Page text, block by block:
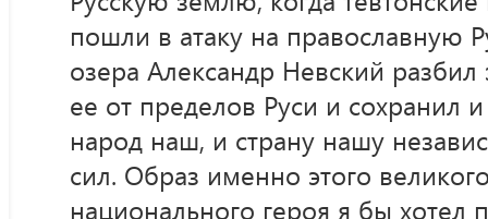
пошли в атаку на православную
озера Александр Невский разбил
ее от пределов Руси и сохранил
народ наш, и страну нашу
сил. Образ именно этого
национального героя я бы хотел